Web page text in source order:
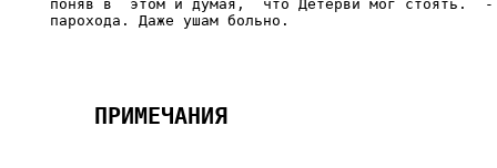
поняв в  этом и думая,  что Детерви мог стоять.